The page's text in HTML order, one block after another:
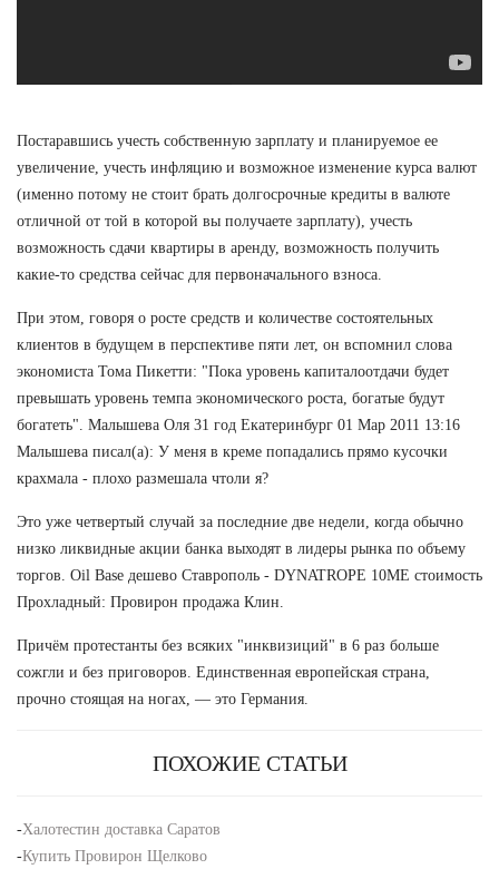
Постаравшись учесть собственную зарплату и планируемое ее
увеличение, учесть инфляцию и возможное изменение курса валют
(именно потому не стоит брать долгосрочные кредиты в валюте
отличной от той в которой вы получаете зарплату), учесть
возможность сдачи квартиры в аренду, возможность получить
какие-то средства сейчас для первоначального взноса.
При этом, говоря о росте средств и количестве состоятельных
клиентов в будущем в перспективе пяти лет, он вспомнил слова
экономиста Тома Пикетти: "Пока уровень капиталоотдачи будет
превышать уровень темпа экономического роста, богатые будут
богатеть". Малышева Оля 31 год Екатеринбург 01 Мар 2011 13:16
Малышева писал(а): У меня в креме попадались прямо кусочки
крахмала - плохо размешала чтоли я?
Это уже четвертый случай за последние две недели, когда обычно
низко ликвидные акции банка выходят в лидеры рынка по объему
торгов. Oil Base дешево Ставрополь - DYNATROPE 10ME стоимость
Прохладный: Провирон продажа Клин.
Причём протестанты без всяких "инквизиций" в 6 раз больше
сожгли и без приговоров. Единственная европейская страна,
прочно стоящая на ногах, — это Германия.
ПОХОЖИЕ СТАТЬИ
-Халотестин доставка Саратов
-Купить Провирон Щелково